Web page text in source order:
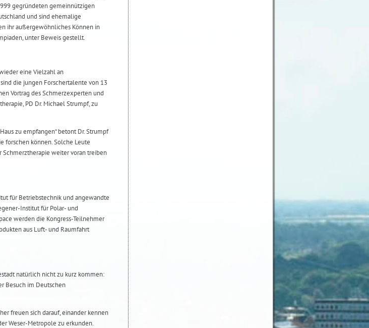
gegründeten gemeinnützigen
und sind ehemalige
ihr außergewöhnliches Können in
unter Beweis gestellt.
eine Vielzahl an
die jungen Forschertalente von 13
Vortrag des Schmerzexperten und
PD Dr. Michael Strumpf, zu
zu empfangen“ betont Dr. Strumpf
forschen können. Solche Leute
Schmerztherapie weiter voran treiben
für Betriebstechnik und angewandte
Institut für Polar- und
werden die Kongress-Teilnehmer
aus Luft- und Raumfahrt
natürlich nicht zu kurz kommen:
Besuch im Deutschen
freuen sich darauf, einander kennen
Weser-Metropole zu erkunden.